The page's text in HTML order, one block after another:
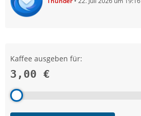
Kaffee ausgeben für:
3,00 €